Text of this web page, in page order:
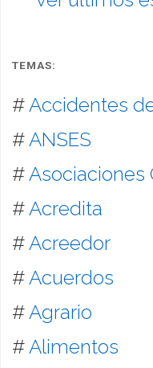
TEMAS:
# Accidentes
# ANSES
# Asociaciones
# Acredita
# Acreedor
# Acuerdos
# Agrario
# Alimentos